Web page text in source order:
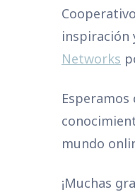
inspiración
Networks
mundo
¡Muchas